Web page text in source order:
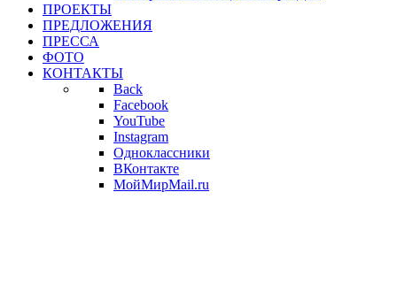
ПРОЕКТЫ
ПРЕДЛОЖЕНИЯ
ПРЕССА
ФОТО
КОНТАКТЫ
Back
Facebook
YouTube
Instagram
Одноклассники
ВКонтакте
МойМирMail.ru